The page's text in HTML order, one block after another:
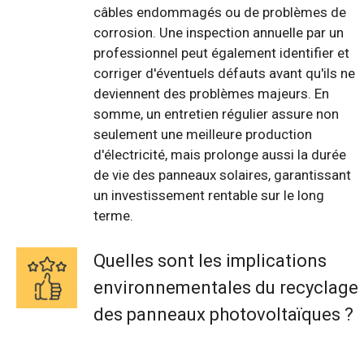
câbles endommagés ou de problèmes de
corrosion. Une inspection annuelle par un
professionnel peut également identifier et
corriger d'éventuels défauts avant qu'ils ne
deviennent des problèmes majeurs. En
somme, un entretien régulier assure non
seulement une meilleure production
d'électricité, mais prolonge aussi la durée
de vie des panneaux solaires, garantissant
un investissement rentable sur le long
terme.
Quelles sont les implications
environnementales du recyclage
des panneaux photovoltaïques ?